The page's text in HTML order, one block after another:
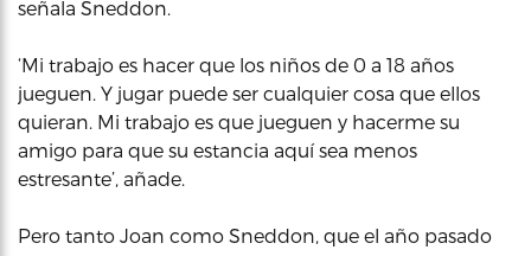
señala Sneddon.
‘Mi trabajo es hacer que los niños de 0 a 18 años
jueguen. Y jugar puede ser cualquier cosa que ellos
quieran. Mi trabajo es que jueguen y hacerme su
amigo para que su estancia aquí sea menos
estresante’, añade.
Pero tanto Joan como Sneddon, que el año pasado